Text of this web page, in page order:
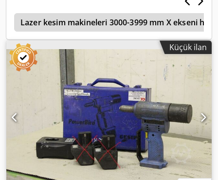
koşullarına bağlı olarak değişir) 2-5 kg/cm2 Chedpfx
Aewdwv Rsa Toa Hava tüketimi: Güç kaynağı ve motor Üç
fazlı 200V 0.2kW 4 pin Makine boyutu Genişlik 390 x
Derinlik 510 x Yükseklik 1000mm Makine ağırlığı 95 kg
Lazer kesim makineleri 3000-3999 mm X ekseni
Küçük ilan